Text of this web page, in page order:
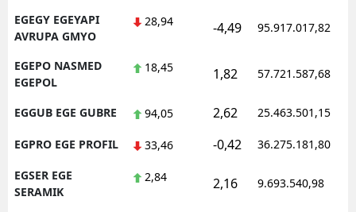
EGEGY EGEYAPI
AVRUPA GMYO
28,94 -4,49 95.917.017,82
EGEPO NASMED
EGEPOL
18,45 1,82 57.721.587,68
EGGUB EGE GUBRE 94,05 2,62 25.463.501,15
EGPRO EGE PROFIL 33,46 -0,42 36.275.181,80
EGSER EGE
SERAMIK
2,84 2,16 9.693.540,98